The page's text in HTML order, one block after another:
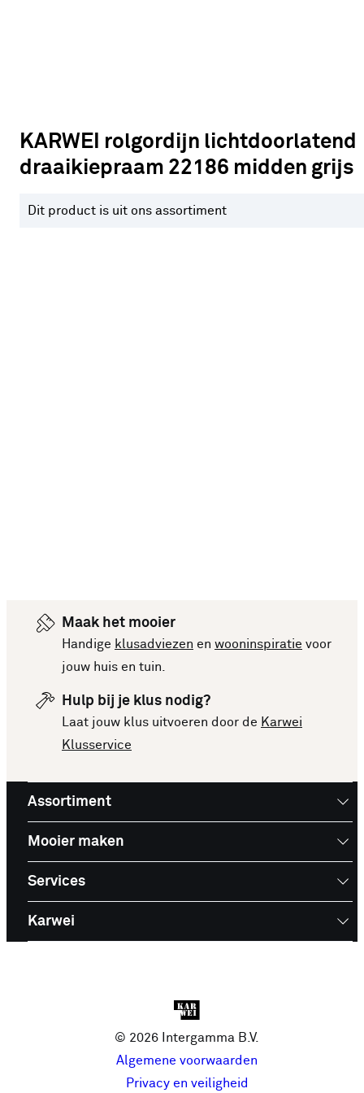
KARWEI rolgordijn lichtdoorlatend
draaikiepraam 22186 midden grijs
Dit product is uit ons assortiment
Maak het mooier
Handige klusadviezen en wooninspiratie voor
jouw huis en tuin.
Hulp bij je klus nodig?
Laat jouw klus uitvoeren door de Karwei
Klusservice
Assortiment
Mooier maken
Services
Karwei
© 2026 Intergamma B.V.
Algemene voorwaarden
Privacy en veiligheid